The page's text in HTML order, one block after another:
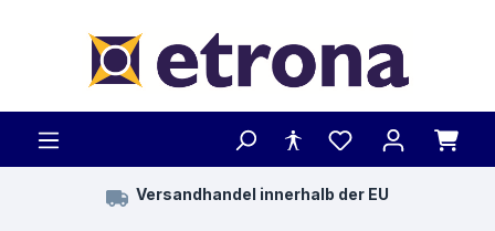
Versandhandel innerhalb der EU